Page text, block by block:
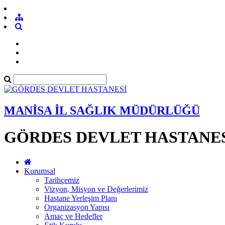
MANİSA İL SAĞLIK MÜDÜRLÜĞÜ
GÖRDES DEVLET
Kurumsal
Tarihçemiz
Vizyon, Misyon ve Değerlerimiz
Hastane Yerleşim Planı
Organizasyon Yapısı
Amaç ve Hedefler